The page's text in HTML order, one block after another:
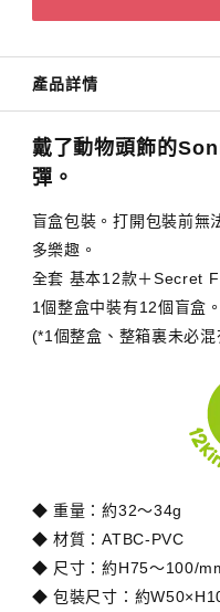
產品詳情
戴了動物頭飾的
彈。
盲盒包裝。打開包裝前無
多樂趣。
全套 基本12款＋Secret
1個整盒中裝有12個盲盒。
(*1個整盒、整箱裏未必
◆ 重量：約32～34g
◆ 材質：ATBC-PVC
◆ 尺寸：約H75～100/
◆ 包裝尺寸：約